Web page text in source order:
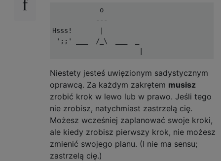
            o
           ---
Hsss!       |
';;' ___  /_\  ___  _
Niestety jesteś uwięzionym sadystycznym
oprawcą. Za każdym zakrętem musisz
zrobić krok w lewo lub w prawo. Jeśli tego
nie zrobisz, natychmiast zastrzelą cię.
Możesz wcześniej zaplanować swoje kroki,
ale kiedy zrobisz pierwszy krok, nie możesz
zmienić swojego planu. (I nie ma sensu;
zastrzelą cię.)